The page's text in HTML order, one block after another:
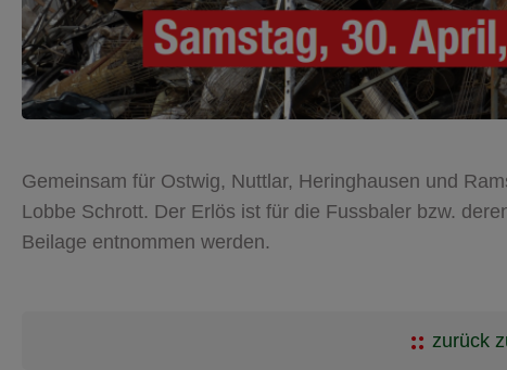
Gemeinsam für Ostwig, Nuttlar, Heringhausen und
Lobbe Schrott. Der Erlös ist für die Fussbaler bzw.
Beilage entnommen werden.
zurück